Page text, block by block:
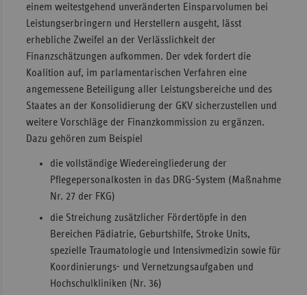
einem weitestgehend unveränderten Einsparvolumen bei
Leistungserbringern und Herstellern ausgeht, lässt
erhebliche Zweifel an der Verlässlichkeit der
Finanzschätzungen aufkommen. Der vdek fordert die
Koalition auf, im parlamentarischen Verfahren eine
angemessene Beteiligung aller Leistungsbereiche und des
Staates an der Konsolidierung der GKV sicherzustellen und
weitere Vorschläge der Finanzkommission zu ergänzen.
Dazu gehören zum Beispiel
die vollständige Wiedereingliederung der
Pflegepersonalkosten in das DRG-System (Maßnahme
Nr. 27 der FKG)
die Streichung zusätzlicher Fördertöpfe in den
Bereichen Pädiatrie, Geburtshilfe, Stroke Units,
spezielle Traumatologie und Intensivmedizin sowie für
Koordinierungs- und Vernetzungsaufgaben und
Hochschulkliniken (Nr. 36)